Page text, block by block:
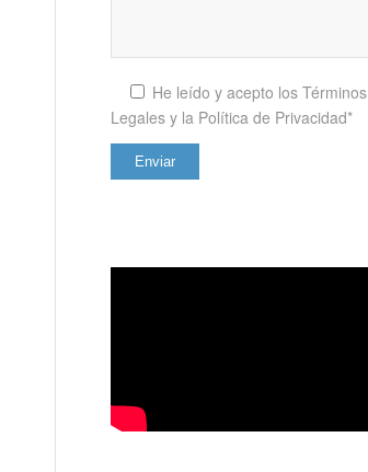
He leído y acepto los Términos
Legales y la Política de Privacidad*